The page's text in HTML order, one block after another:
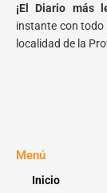
¡El Diario más
instante con todo
localidad de la
Menú
Inicio